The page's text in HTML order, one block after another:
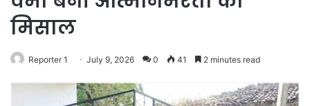
मिसाल
Reporter 1 July 9, 2026 0 41 2 minutes read